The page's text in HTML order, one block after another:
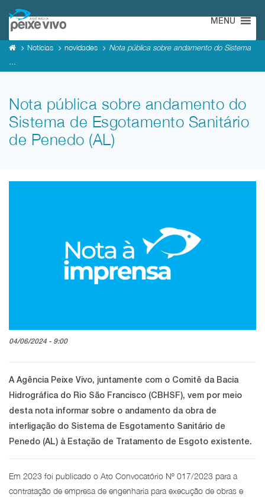
MENU
Notícias novidades
Nota pública sobre andamento do Sistema
...
Nota pública sobre andamento do
Sistema de Esgotamento Sanitário
de Penedo (AL)
04/06/2024 - 9:00
A Agência Peixe Vivo, juntamente com o Comitê da Bacia
Hidrográfica do Rio São Francisco (CBHSF), vem por meio
desta nota informar sobre o andamento da obra de
interligação do Sistema de Esgotamento Sanitário de
Penedo (AL) à Estação de Tratamento de Esgoto existente.
Em 2023 foi publicado o Ato Convocatório Nº 017/2023 para a
contratação de empresa de engenharia para execução de obras e